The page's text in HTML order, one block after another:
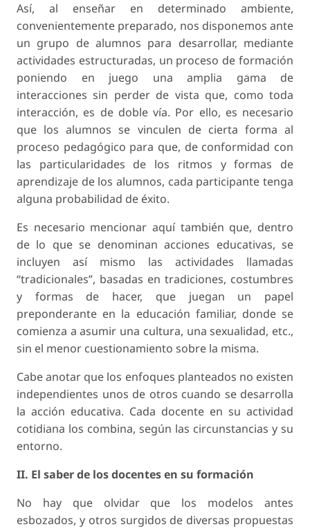
Así, al enseñar en determinado ambiente,
convenientemente preparado, nos disponemos ante
un grupo de alumnos para desarrollar, mediante
actividades estructuradas, un proceso de formación
poniendo en juego una amplia gama de
interacciones sin perder de vista que, como toda
interacción, es de doble vía. Por ello, es necesario
que los alumnos se vinculen de cierta forma al
proceso pedagógico para que, de conformidad con
las particularidades de los ritmos y formas de
aprendizaje de los alumnos, cada participante tenga
alguna probabilidad de éxito.
Es necesario mencionar aquí también que, dentro
de lo que se denominan acciones educativas, se
incluyen así mismo las actividades llamadas
“tradicionales”, basadas en tradiciones, costumbres
y formas de hacer, que juegan un papel
preponderante en la educación familiar, donde se
comienza a asumir una cultura, una sexualidad, etc.,
sin el menor cuestionamiento sobre la misma.
Cabe anotar que los enfoques planteados no existen
independientes unos de otros cuando se desarrolla
la acción educativa. Cada docente en su actividad
cotidiana los combina, según las circunstancias y su
entorno.
II. El saber de los docentes en su formación
No hay que olvidar que los modelos antes
esbozados, y otros surgidos de diversas propuestas